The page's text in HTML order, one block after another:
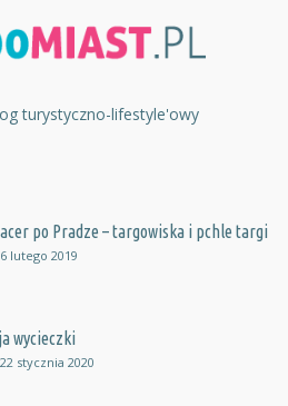
turystyczno-lifestyle'owy
po Pradze – targowiska i pchle targi
6 lutego 2019
wycieczki
22 stycznia 2020